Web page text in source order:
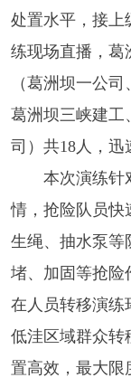
处置水平，接上
练现场直播，葛
（葛洲坝一公
葛洲坝三峡建工
司）共18人，迅
本次演练针
情，抢险队员快
生绳、抽水泵等
堵、加固等抢险
在人员转移演练
低洼区域群众转
置高效，最大限